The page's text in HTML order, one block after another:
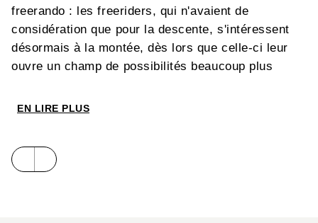
freerando : les freeriders, qui n'avaient de
considération que pour la descente, s'intéressent
désormais à la montée, dès lors que celle-ci leur
ouvre un champ de possibilités beaucoup plus
spécialisés s'emparent de cette évolution, avec son
la question des avalanches, prend logiquement une
place importante dans ce livre.
EN LIRE PLUS